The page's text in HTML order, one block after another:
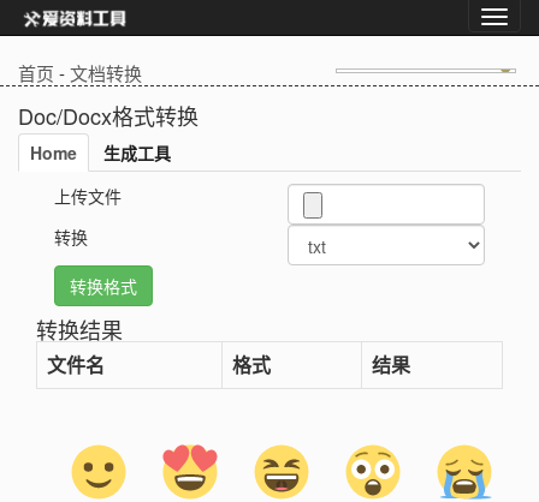
首页 -文档转换
Doc/Docx格式转换
Home
生成工具
上传文件
转换
转换结果
文件名 格式 结果